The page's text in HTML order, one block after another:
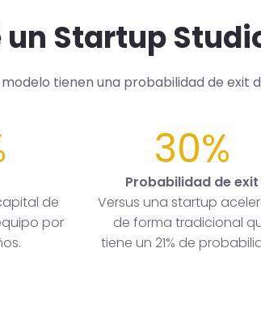
un Startup
tienen una probabilidad de exit
de
por
30%
Probabilidad de exit
Versus una startup
de forma tradicional
tiene un 21% de